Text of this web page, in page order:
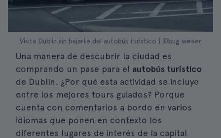
Visita Dublín sin bajarte del autobús turístico | ©bug weiser
Una manera de descubrir la ciudad es
comprando un pase para el autobús turístico
de Dublín. ¿Por qué esta actividad se incluye
entre los mejores tours guiados? Porque
cuenta con comentarios a bordo en varios
idiomas que ponen en contexto los
diferentes lugares de interés de la capital